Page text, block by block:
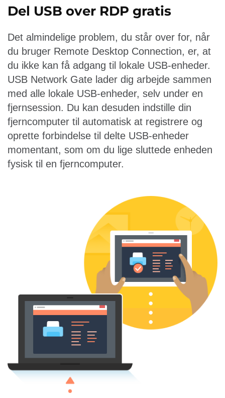
Del USB over RDP gratis
Det almindelige problem, du står over for, når
du bruger Remote Desktop Connection, er, at
du ikke kan få adgang til lokale USB-enheder.
USB Network Gate lader dig arbejde sammen
med alle lokale USB-enheder, selv under en
fjernsession. Du kan desuden indstille din
fjerncomputer til automatisk at registrere og
oprette forbindelse til delte USB-enheder
momentant, som om du lige sluttede enheden
fysisk til en fjerncomputer.